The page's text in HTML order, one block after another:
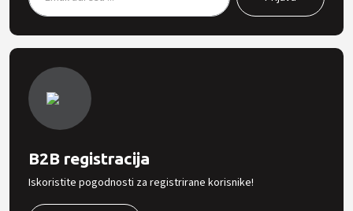
B2B registracija
Iskoristite pogodnosti za registrirane korisnike!